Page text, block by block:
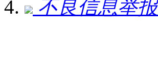
不良信息举